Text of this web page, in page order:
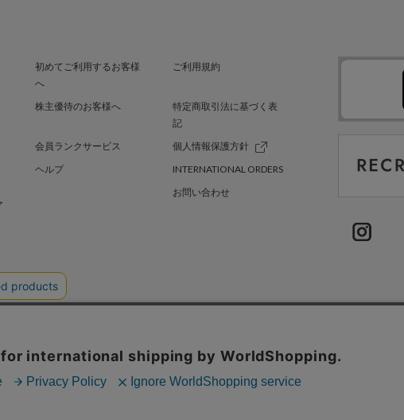
初めてご利用するお客様
へ
ご利用規約
株主優待のお客様へ
特定商取引法に基づく表
記
会員ランクサービス
個人情報保護方針
ヘルプ
INTERNATIONAL ORDERS
お問い合わせ
GREEN 採用情報